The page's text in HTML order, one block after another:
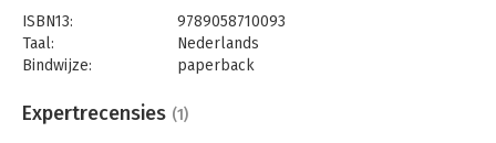
ISBN13:
9789058710093
Taal:
Nederlands
Bindwijze:
paperback
Uitgever:
Uitgeverij Thema
Expertrecensies (1)